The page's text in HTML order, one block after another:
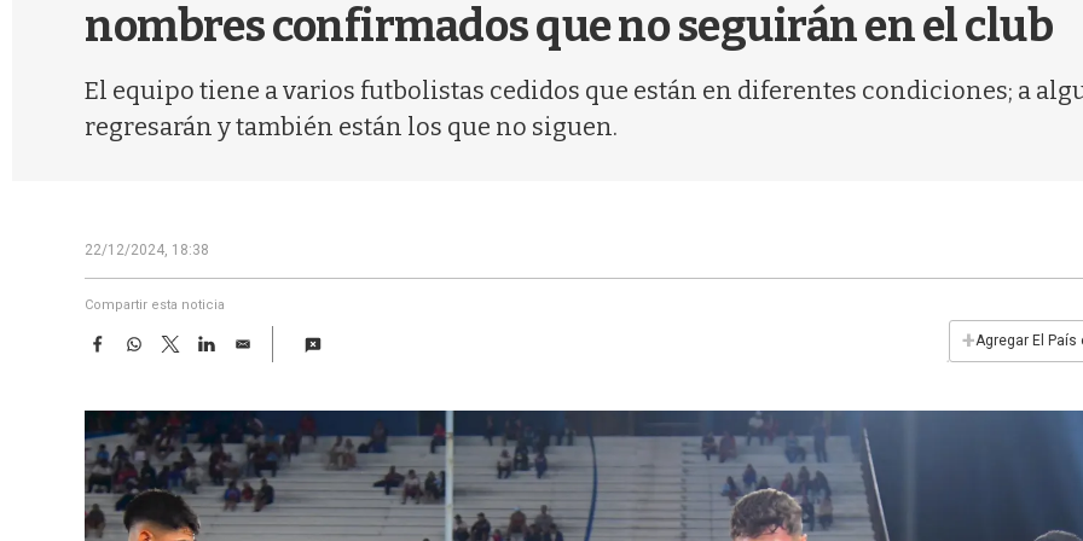
nombres confirmados que no seguirán en el club
El equipo tiene a varios futbolistas cedidos que están en diferentes condiciones; a
regresarán y también están los que no siguen.
22/12/2024, 18:38
Compartir esta noticia
F
e
b
o
o
k
W
t
s
A
p
p
T
w
t
t
e
r
L
k
e
d
I
n
E
i
l
+Agregar El País